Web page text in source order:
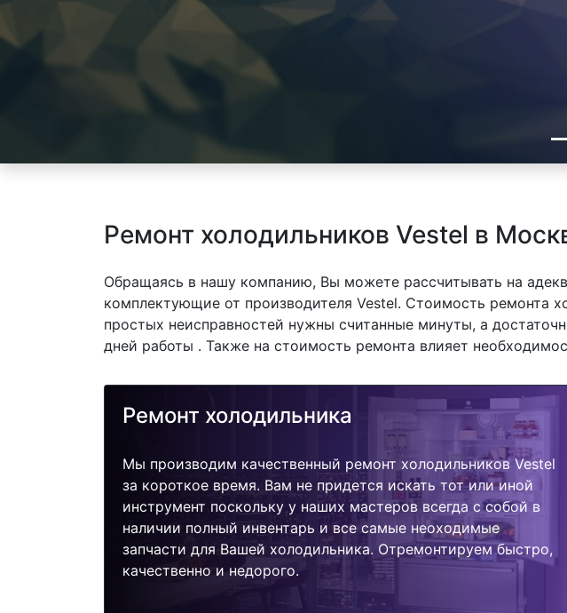
Ремонт холодильников Vestel в
Обращаясь в нашу компанию, Вы можете рассчитывать на
комплектующие от производителя Vestel. Стоимость ремонта
простых неисправностей нужны считанные минуты, а
дней работы . Также на стоимость ремонта влияет
Ремонт холодильника
Мы производим качественный ремонт холодильников Vestel
за короткое время. Вам не придется искать тот или иной
инструмент поскольку у наших мастеров всегда с собой в
наличии полный инвентарь и все самые неоходимые
запчасти для Вашей холодильника. Отремонтируем быстро,
качественно и недорого.